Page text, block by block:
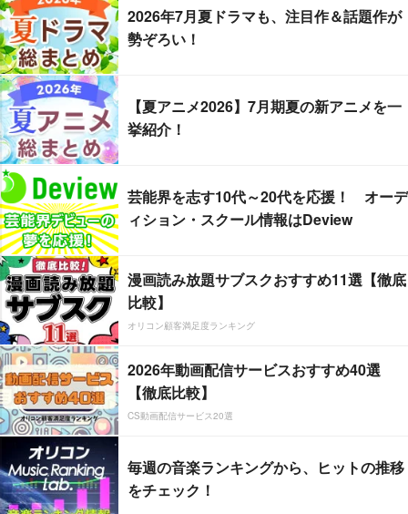
2026年7月夏ドラマも、注目作＆話題作が
勢ぞろい！
【夏アニメ2026】7月期夏の新アニメを一
挙紹介！
芸能界を志す10代～20代を応援！ オーデ
ィション・スクール情報はDeview
漫画読み放題サブスクおすすめ11選【徹底
比較】
オリコン顧客満足度ランキング
2026年動画配信サービスおすすめ40選
【徹底比較】
CS動画配信サービス20選
毎週の音楽ランキングから、ヒットの推移
をチェック！